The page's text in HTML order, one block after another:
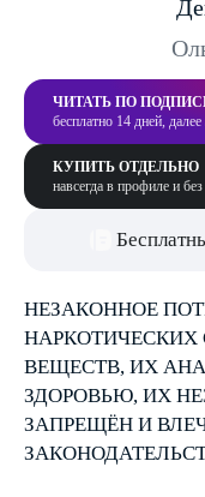
ЧИТАТЬ ПО
бесплатно 14 дней,
КУПИТЬ ОТДЕЛЬНО
навсегда в профиле и
НЕЗАКОННОЕ
НАРКОТИЧЕСКИХ
ВЕЩЕСТВ, ИХ
ЗДОРОВЬЮ, ИХ
ЗАПРЕЩЁН И